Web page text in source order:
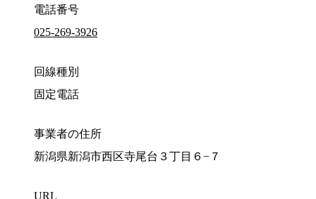
電話番号
025-269-3926
回線種別
固定電話
事業者の住所
新潟県新潟市西区寺尾台３丁目６−７
URL